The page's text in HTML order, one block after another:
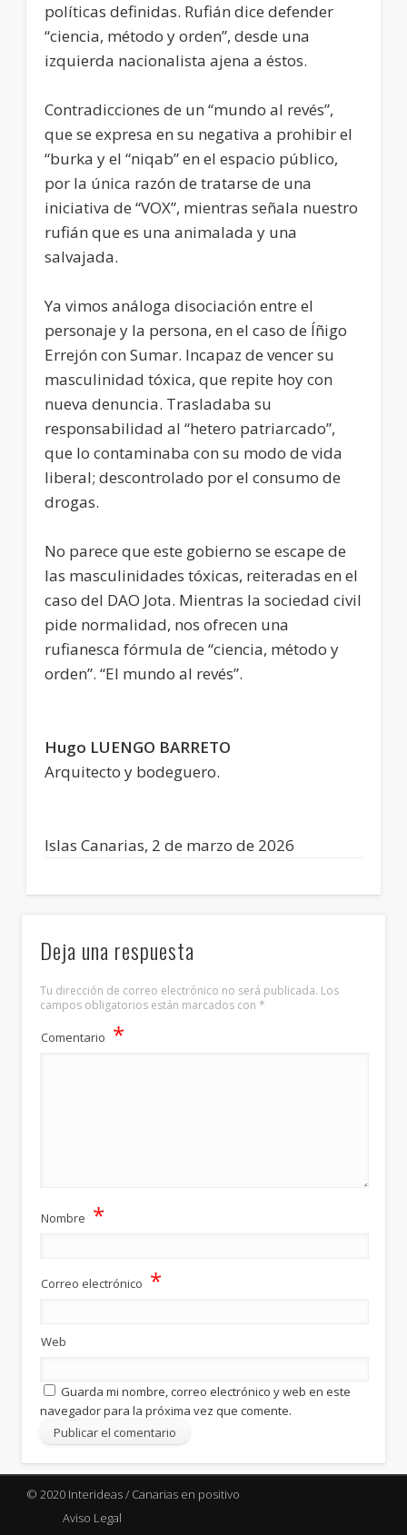
políticas definidas. Rufián dice defender
“ciencia, método y orden”, desde una
izquierda nacionalista ajena a éstos.
Contradicciones de un “mundo al revés”,
que se expresa en su negativa a prohibir el
“burka y el “niqab” en el espacio público,
por la única razón de tratarse de una
iniciativa de “VOX”, mientras señala nuestro
rufián que es una animalada y una
salvajada.
Ya vimos análoga disociación entre el
personaje y la persona, en el caso de Íñigo
Errejón con Sumar. Incapaz de vencer su
masculinidad tóxica, que repite hoy con
nueva denuncia. Trasladaba su
responsabilidad al “hetero patriarcado”,
que lo contaminaba con su modo de vida
liberal; descontrolado por el consumo de
drogas.
No parece que este gobierno se escape de
las masculinidades tóxicas, reiteradas en el
caso del DAO Jota. Mientras la sociedad civil
pide normalidad, nos ofrecen una
rufianesca fórmula de “ciencia, método y
orden”. “El mundo al revés”.
Hugo LUENGO BARRETO
Arquitecto y bodeguero.
Islas Canarias, 2 de marzo de 2026
Deja una respuesta
Tu dirección de correo electrónico no será publicada. Los
campos obligatorios están marcados con*
Comentario *
Nombre *
Correo electrónico *
Web
Guarda mi nombre, correo electrónico y web en este
navegador para la próxima vez que comente.
© 2020 Interideas / Canarias en positivo
Aviso Legal